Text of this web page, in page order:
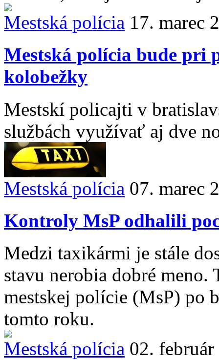
Mestská polícia 17. marec
Mestská polícia bude pri
kolobežky
Mestskí policajti v
službách využívať aj dve
Mestská polícia 07. marec
Kontroly MsP odhalili
Medzi taxikármi je stále
stavu nerobia dobré meno.
mestskej polície (MsP) po
tomto roku.
Mestská polícia 02.